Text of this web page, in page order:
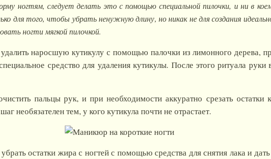
ногтям, следует делать это с помощью специальной пилочки, и ни в
для того, чтобы убрать ненужную длину, но никак не для создания
ногти мягкой пилочкой.
наросшую кутикулу с помощью палочки из лимонного дерева,
средство для удаления кутикулы. После этого ритуала
пальцы рук, и при необходимости аккуратно срезать остатки
необязателен тем, у кого кутикула почти не отрастает.
остатки жира с ногтей с помощью средства для снятия лака и